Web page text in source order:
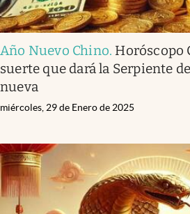
Año Nuevo Chino. Horóscopo
suerte que dará la Serpiente
nueva
miércoles, 29 de Enero de 2025